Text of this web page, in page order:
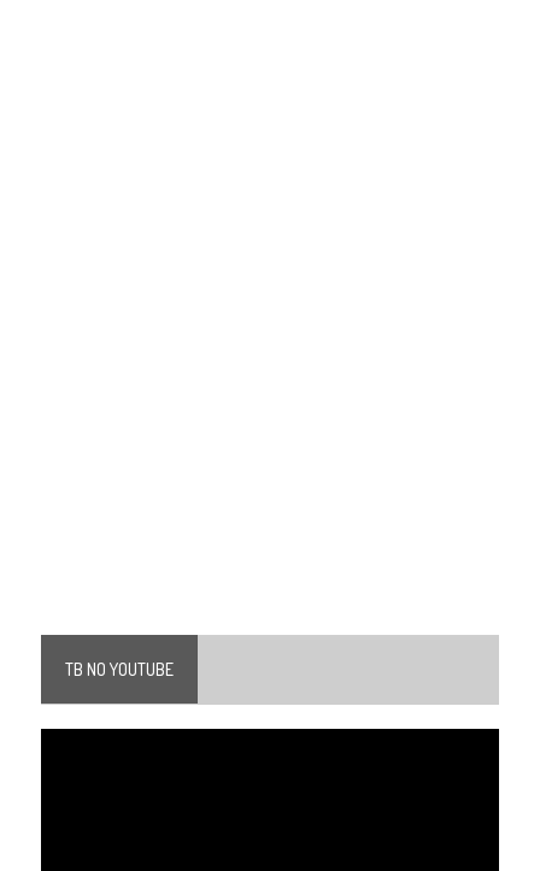
TB NO YOUTUBE